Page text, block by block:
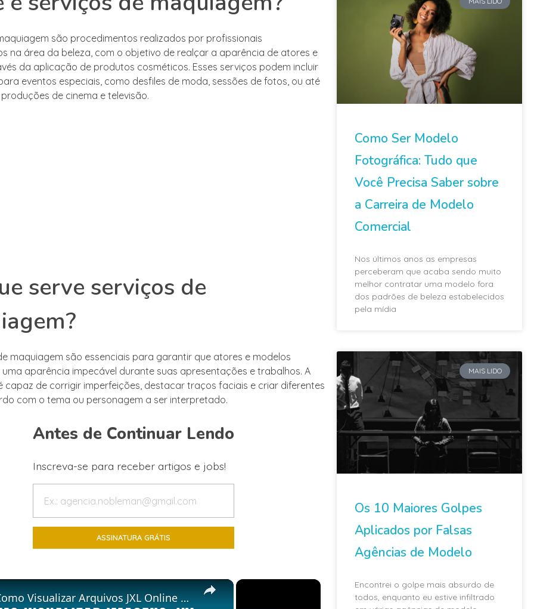
são procedimentos realizados por profissionais
na área da beleza, com o objetivo de realçar a aparência de atores e
da aplicação de produtos cosméticos. Esses serviços podem incluir
eventos especiais, como desfiles de moda, sessões de fotos, ou até
de cinema e televisão.
serve serviços de
maquiagem são essenciais para garantir que atores e modelos
aparência impecável durante suas apresentações e trabalhos. A
capaz de corrigir imperfeições, destacar traços faciais e criar diferentes
com o tema ou personagem a ser interpretado.
Antes de Continuar Lendo
Inscreva-se para receber artigos e jobs!
×
×
Visualizar Arquivos JXL Online Gratuitamente | Sem Necessidade De Instalação De Software
Como Ser Modelo
Fotográfica: Tudo que
Você Precisa Saber sobre
a Carreira de Modelo
Comercial
Nos últimos anos as empresas
perceberam que acaba sendo muito
melhor contratar uma modelo fora
dos padrões de beleza estabelecidos
pela mídia
MAIS LIDO
Os 10 Maiores Golpes
Aplicados por Falsas
Agências de Modelo
Encontrei o golpe mais absurdo de
todos, enquanto eu estive infiltrado